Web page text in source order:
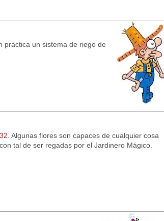
práctica un sistema de riego de
32. Algunas flores son capaces de cualquier cosa
con tal de ser regadas por el Jardinero Mágico.